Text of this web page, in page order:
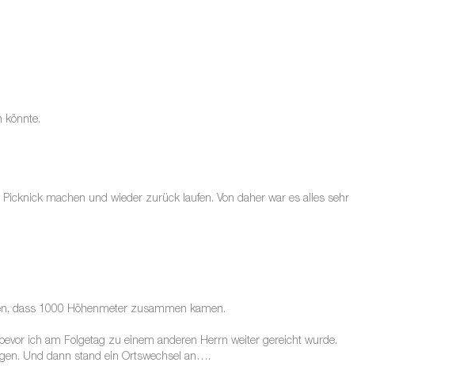
könnte.
machen und wieder zurück laufen. Von daher war es alles sehr
dass 1000 Höhenmeter zusammen kamen.
ich am Folgetag zu einem anderen Herrn weiter gereicht wurde.
Und dann stand ein Ortswechsel an….